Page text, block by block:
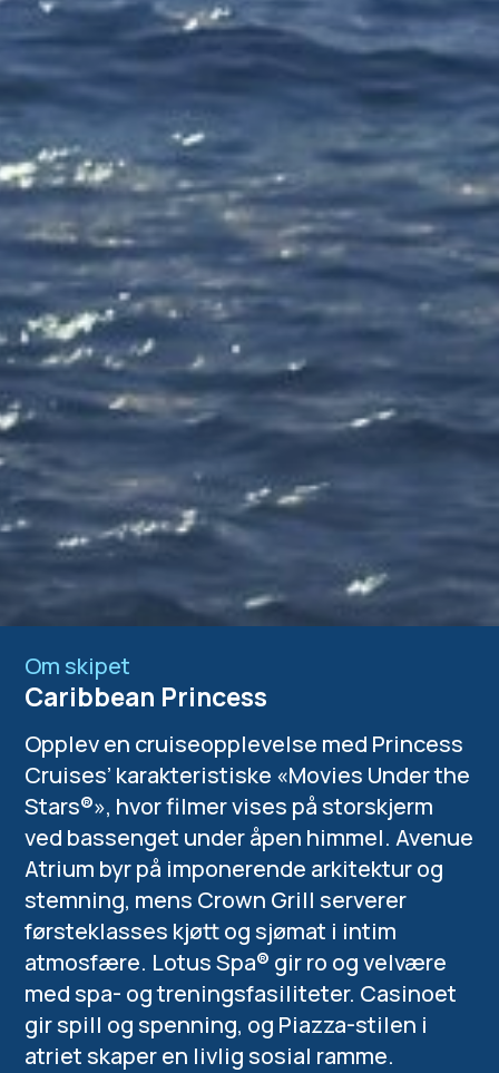
Om skipet
Caribbean Princess
Opplev en cruiseopplevelse med Princess
Cruises’ karakteristiske «Movies Under the
Stars®», hvor filmer vises på storskjerm
ved bassenget under åpen himmel. Avenue
Atrium byr på imponerende arkitektur og
stemning, mens Crown Grill serverer
førsteklasses kjøtt og sjømat i intim
atmosfære. Lotus Spa® gir ro og velvære
med spa- og treningsfasiliteter. Casinoet
gir spill og spenning, og Piazza-stilen i
atriet skaper en livlig sosial ramme.